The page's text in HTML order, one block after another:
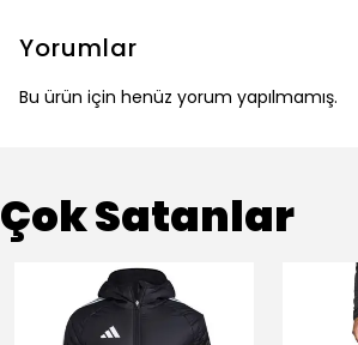
Yorumlar
Bu ürün için henüz yorum yapılmamış.
Çok Satanlar